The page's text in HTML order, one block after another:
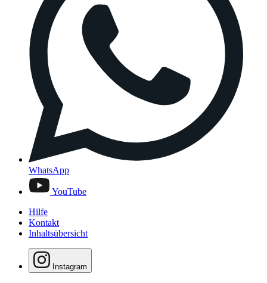
WhatsApp
YouTube
Hilfe
Kontakt
Inhaltsübersicht
Instagram